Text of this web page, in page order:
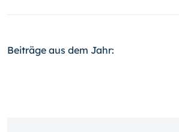
Beiträge aus dem Jahr: